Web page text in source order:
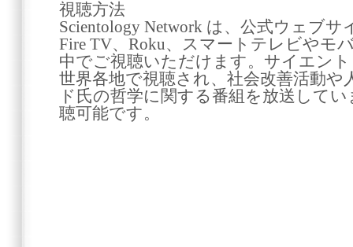
視聴方法
Scientology Network は、公式ウェブ
Fire TV、Roku、スマートテレビやモ
中でご視聴いただけます。サイエン
世界各地で視聴され、社会改善活動や
ド氏の哲学に関する番組を放送して
聴可能です。